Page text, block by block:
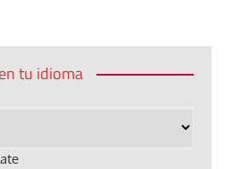
tu idioma